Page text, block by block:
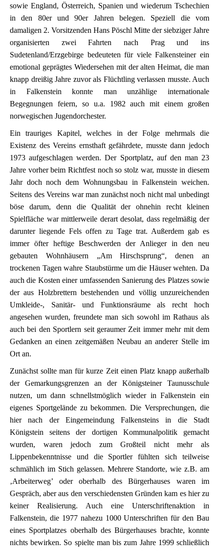
sowie England, Österreich, Spanien und wiederum Tschechien
in den 80er und 90er Jahren belegen. Speziell die vom
damaligen 2. Vorsitzenden Hans Pöschl Mitte der siebziger Jahre
organisierten zwei Fahrten nach Prag und ins
Sudetenland/Erzgebirge bedeuteten für viele Falkensteiner ein
emotional geprägtes Wiedersehen mit der alten Heimat, die man
knapp dreißig Jahre zuvor als Flüchtling verlassen musste. Auch
in Falkenstein konnte man unzählige internationale
Begegnungen feiern, so u.a. 1982 auch mit einem großen
norwegischen Jugendorchester.
Ein trauriges Kapitel, welches in der Folge mehrmals die
Existenz des Vereins ernsthaft gefährdete, musste dann jedoch
1973 aufgeschlagen werden. Der Sportplatz, auf den man 23
Jahre vorher beim Richtfest noch so stolz war, musste in diesem
Jahr doch noch dem Wohnungsbau in Falkenstein weichen.
Seitens des Vereins war man zunächst noch nicht mal unbedingt
böse darum, denn die Qualität der ohnehin recht kleinen
Spielfläche war mittlerweile derart desolat, dass regelmäßig der
darunter liegende Fels offen zu Tage trat. Außerdem gab es
immer öfter heftige Beschwerden der Anlieger in den neu
gebauten Wohnhäusern „Am Hirschsprung“, denen an
trockenen Tagen wahre Staubstürme um die Häuser wehten. Da
auch die Kosten einer umfassenden Sanierung des Platzes sowie
der aus Holzbrettern bestehenden und völlig unzureichenden
Umkleide-, Sanitär- und Funktionsräume als recht hoch
angesehen wurden, freundete man sich sowohl im Rathaus als
auch bei den Sportlern seit geraumer Zeit immer mehr mit dem
Gedanken an einen zeitgemäßen Neubau an anderer Stelle im
Ort an.
Zunächst sollte man für kurze Zeit einen Platz knapp außerhalb
der Gemarkungsgrenzen an der Königsteiner Taunusschule
nutzen, um dann schnellstmöglich wieder in Falkenstein ein
eigenes Sportgelände zu bekommen. Die Versprechungen, die
hier nach der Eingemeindung Falkensteins in die Stadt
Königstein seitens der dortigen Kommunalpolitik gemacht
wurden, waren jedoch zum Großteil nicht mehr als
Lippenbekenntnisse und die Sportler fühlten sich teilweise
schmählich im Stich gelassen. Mehrere Standorte, wie z.B. am
‚Arbeiterweg’ oder oberhalb des Bürgerhauses waren im
Gespräch, aber aus den verschiedensten Gründen kam es hier zu
keiner Realisierung. Auch eine Unterschriftenaktion in
Falkenstein, die 1977 nahezu 1000 Unterschriften für den Bau
eines Sportplatzes oberhalb des Bürgerhauses brachte, konnte
nichts bewirken. So spielte man bis zum Jahre 1999 schließlich